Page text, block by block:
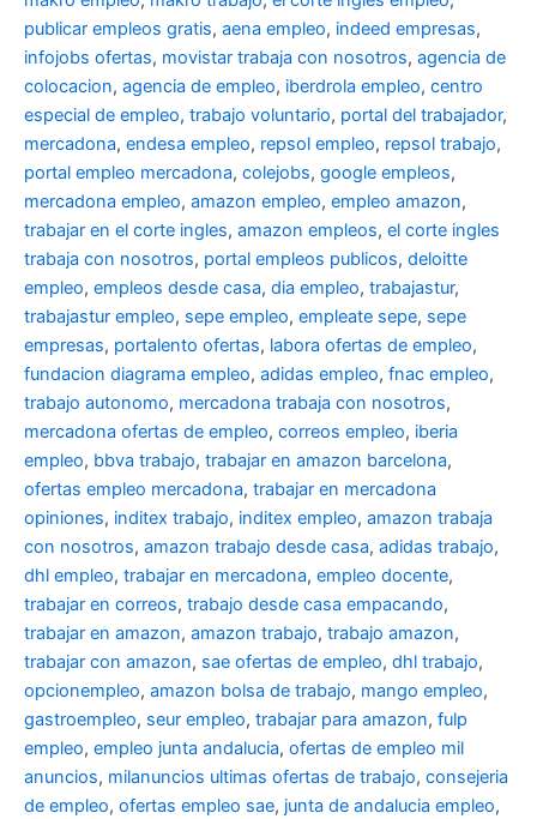
publicar empleos gratis, aena empleo, indeed empresas,
infojobs ofertas, movistar trabaja con nosotros, agencia de
colocacion, agencia de empleo, iberdrola empleo, centro
especial de empleo, trabajo voluntario, portal del trabajador,
mercadona, endesa empleo, repsol empleo, repsol trabajo,
portal empleo mercadona, colejobs, google empleos,
mercadona empleo, amazon empleo, empleo amazon,
trabajar en el corte ingles, amazon empleos, el corte ingles
trabaja con nosotros, portal empleos publicos, deloitte
empleo, empleos desde casa, dia empleo, trabajastur,
trabajastur empleo, sepe empleo, empleate sepe, sepe
empresas, portalento ofertas, labora ofertas de empleo,
fundacion diagrama empleo, adidas empleo, fnac empleo,
trabajo autonomo, mercadona trabaja con nosotros,
mercadona ofertas de empleo, correos empleo, iberia
empleo, bbva trabajo, trabajar en amazon barcelona,
ofertas empleo mercadona, trabajar en mercadona
opiniones, inditex trabajo, inditex empleo, amazon trabaja
con nosotros, amazon trabajo desde casa, adidas trabajo,
dhl empleo, trabajar en mercadona, empleo docente,
trabajar en correos, trabajo desde casa empacando,
trabajar en amazon, amazon trabajo, trabajo amazon,
trabajar con amazon, sae ofertas de empleo, dhl trabajo,
opcionempleo, amazon bolsa de trabajo, mango empleo,
gastroempleo, seur empleo, trabajar para amazon, fulp
empleo, empleo junta andalucia, ofertas de empleo mil
anuncios, milanuncios ultimas ofertas de trabajo, consejeria
de empleo, ofertas empleo sae, junta de andalucia empleo,